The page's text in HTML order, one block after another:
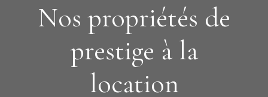
ACHETER VENDRE ESTIMER LOUER LA RÉGION
Nos propriétés de
prestige à la
location